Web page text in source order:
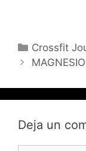
Categorías
Crossfit
Navegación
entradas
Deja un